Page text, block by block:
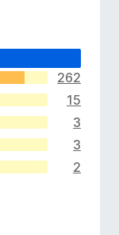
262
15
3
3
2